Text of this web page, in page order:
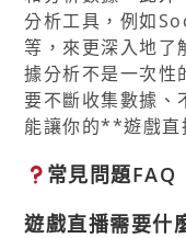
分析工具，例如
等，來更深入地
據分析不是一次性
要不斷收集數據、
能讓你的**遊戲直
常見問題FAQ
遊戲直播需要什